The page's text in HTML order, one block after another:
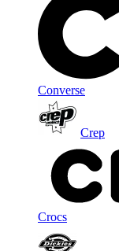
Converse
Crep
Crocs